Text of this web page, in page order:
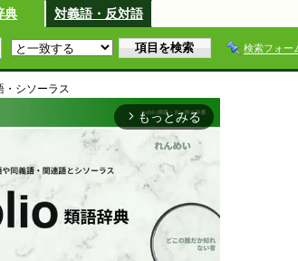
典 対義語・反対語
検索フォー
・シソーラス
arrow_forward_ios もっとみる